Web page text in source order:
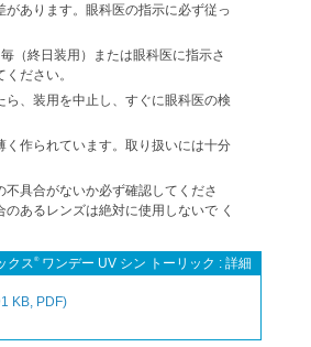
があります。眼科医の指示に必ず従っ
（終日装用）または眼科医に指示さ
ださい。
ら、装用を中止し、すぐに眼科医の検
く作られています。取り扱いには十分
不具合がないか必ず確認してくださ
のあるレンズは絶対に使用しないで く
クス®ワンデー UV シン トーリック : 詳細
KB, PDF)